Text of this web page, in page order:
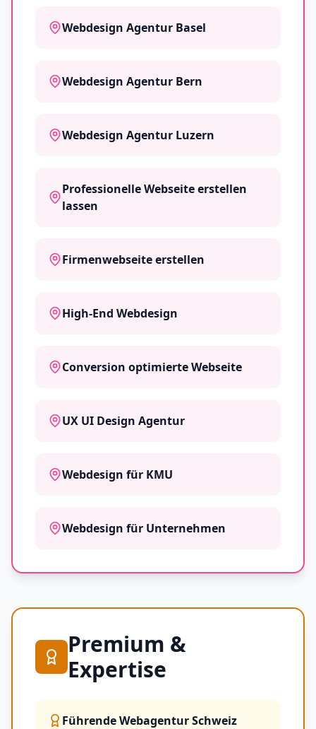
Webdesign Agentur Basel
Webdesign Agentur Bern
Webdesign Agentur Luzern
Professionelle Webseite erstellen
lassen
Firmenwebseite erstellen
High-End Webdesign
Conversion optimierte Webseite
UX UI Design Agentur
Webdesign für KMU
Webdesign für Unternehmen
Premium &
Expertise
Führende Webagentur Schweiz